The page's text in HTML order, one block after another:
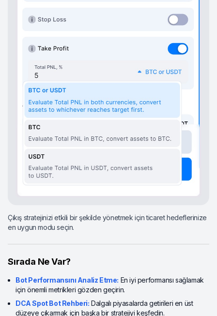
Çıkış stratejinizi etkili bir şekilde yönetmek için ticaret hedeflerinize
en uygun modu seçin.
Sırada Ne Var?
Bot Performansını Analiz Etme: En iyi performansı sağlamak
için önemli metrikleri gözden geçirin.
DCA Spot Bot Rehberi: Dalgalı piyasalarda getirileri en üst
düzeye çıkarmak için başka bir stratejiyi keşfedin.